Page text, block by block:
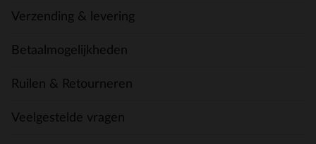
Verzending & levering
Betaalmogelijkheden
Ruilen & Retourneren
Veelgestelde vragen